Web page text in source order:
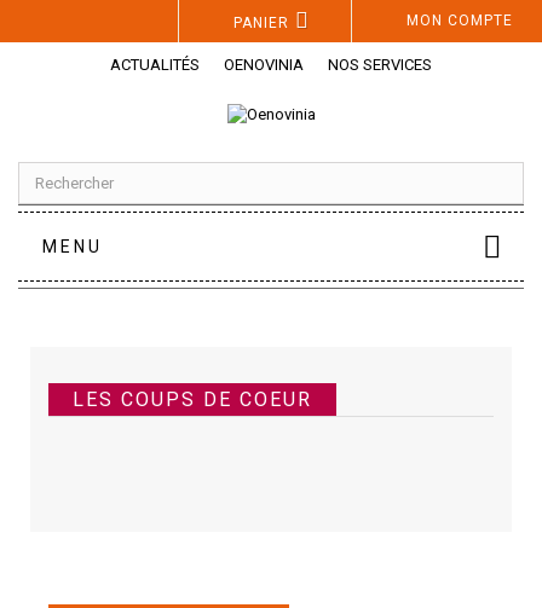
MON COMPTE
PANIER
ACTUALITÉS OENOVINIA NOS SERVICES
MENU
LES COUPS DE COEUR